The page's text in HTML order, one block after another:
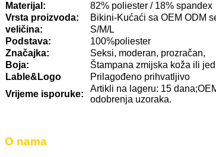
Materijal:
82% poliester / 18% spandex
Vrsta proizvoda:
Bikini-Kućaći sa OEM ODM
veličina:
S/M/L
Podstava:
100%poliester
Značajka:
Seksi, moderan, prozračan,
Boja:
Štampana zmijska koža ili
Lable&Logo
Prilagođeno prihvatljivo
Vrijeme isporuke:
Artikli na lageru: 15
odobrenja uzoraka.
O nama